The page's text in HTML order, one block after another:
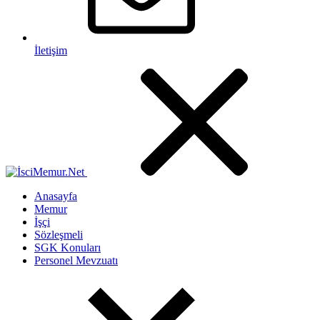
İletişim
Anasayfa
Memur
İşçi
Sözleşmeli
SGK Konuları
Personel Mevzuatı